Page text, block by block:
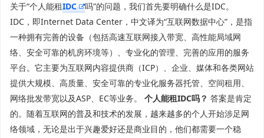
关于“个人能租IDC
吗”的问题，我们首先要明确什么是IDC。
IDC，即Internet Data Center，中文译为“互联网数据中心”，是指
一种拥有完善的设备（包括高速互联网接入带宽、高性能局域网
络、安全可靠的机房环境等）、专业化的管理、完善的应用的服务
平台。它主要为互联网内容提供商（ICP）、企业、媒体和各类网站
提供大规模、高质量、安全可靠的专业化服务器托管、空间租用、
网络批发带宽以及ASP、EC等业务。 个人能租IDC吗？ 答案是肯定
的。随着互联网的普及和技术的发展，越来越多的个人开始涉足网
络领域，无论是出于兴趣爱好还是商业目的，他们都需要一个稳